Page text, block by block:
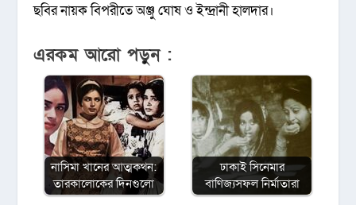
ছবির নায়ক বিপরীতে অঞ্জু ঘোষ ও ইন্দ্রানী হালদার।
এরকম আরো পড়ুন :
নাসিমা খানের আত্মকথন:
তারকালোকের দিনগুলো
ঢাকাই সিনেমার
বাণিজ্যসফল নির্মাতারা